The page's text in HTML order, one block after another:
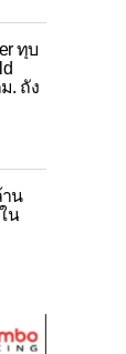
ทุบ
. ถัง
าน
น